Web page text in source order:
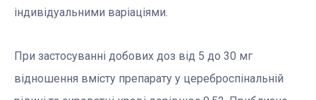
індивідуальними варіаціями.
При застосуванні добових доз від 5 до 30 мг
відношення вмісту препарату у цереброспінальній